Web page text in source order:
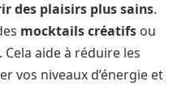
des plaisirs plus sains.
mocktails créatifs ou
aide à réduire les
vos niveaux d’énergie et